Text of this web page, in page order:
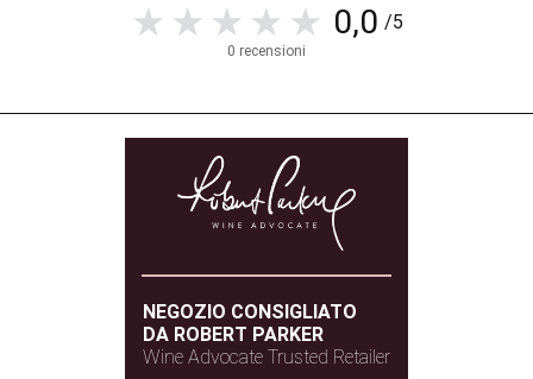
0,0 /5
0 recensioni
NEGOZIO CONSIGLIATO
DA ROBERT PARKER
Wine Advocate Trusted Retailer